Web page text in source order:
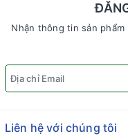
Nhận thông tin sản
Liên hệ với chúng tôi